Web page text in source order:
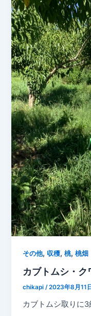
その他, 収穫,桃,桃畑
カブトムシ・ク
chikapi/2023年8月11日
カブトムシ取りに